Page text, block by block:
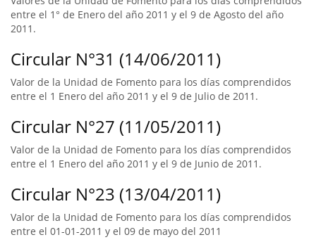
entre el 1° de Enero del año 2011 y el 9 de Agosto del año
2011.
Circular N°31 (14/06/2011)
Valor de la Unidad de Fomento para los días comprendidos
entre el 1 Enero del año 2011 y el 9 de Julio de 2011.
Circular N°27 (11/05/2011)
Valor de la Unidad de Fomento para los días comprendidos
entre el 1 Enero del año 2011 y el 9 de Junio de 2011.
Circular N°23 (13/04/2011)
Valor de la Unidad de Fomento para los días comprendidos
entre el 01-01-2011 y el 09 de mayo del 2011